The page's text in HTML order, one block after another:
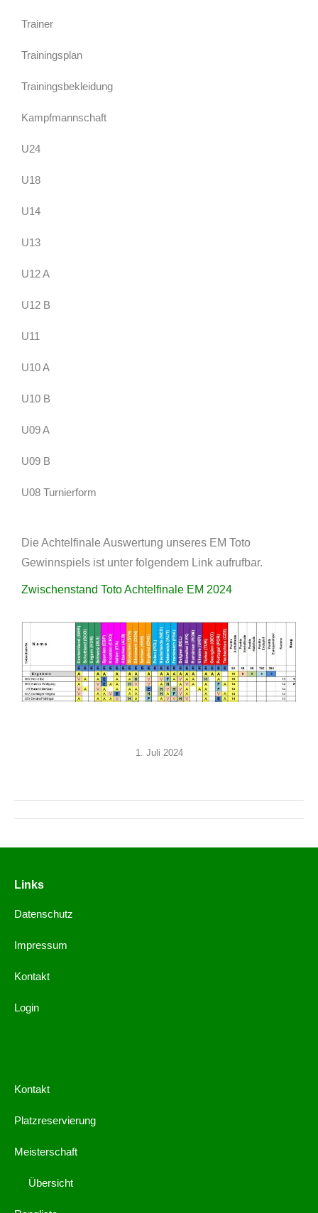
Die Achtelfinale Auswertung unseres EM Toto
Gewinnspiels ist unter folgendem Link aufrufbar.
Zwischenstand Toto Achtelfinale EM 2024
1. Juli 2024
Trainer
Trainingsplan
Trainingsbekleidung
Kampfmannschaft
U24
U18
U14
U13
U12 A
U12 B
U11
U10 A
U10 B
U09 A
U09 B
U08 Turnierform
Links
Datenschutz
Impressum
Kontakt
Login
Kontakt
Platzreservierung
Meisterschaft
Übersicht